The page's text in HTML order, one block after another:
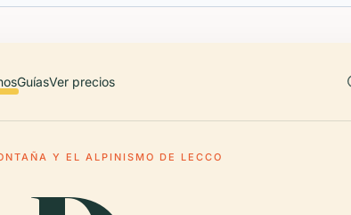
GuíasVer precios
Y EL ALPINISMO DE LECCO